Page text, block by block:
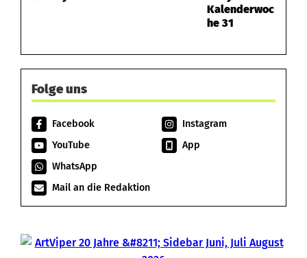
Kalenderwoc
he 31
Folge uns
Facebook
Instagram
YouTube
App
WhatsApp
Mail an die Redaktion